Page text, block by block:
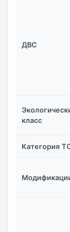
ДВС
класс
Категория